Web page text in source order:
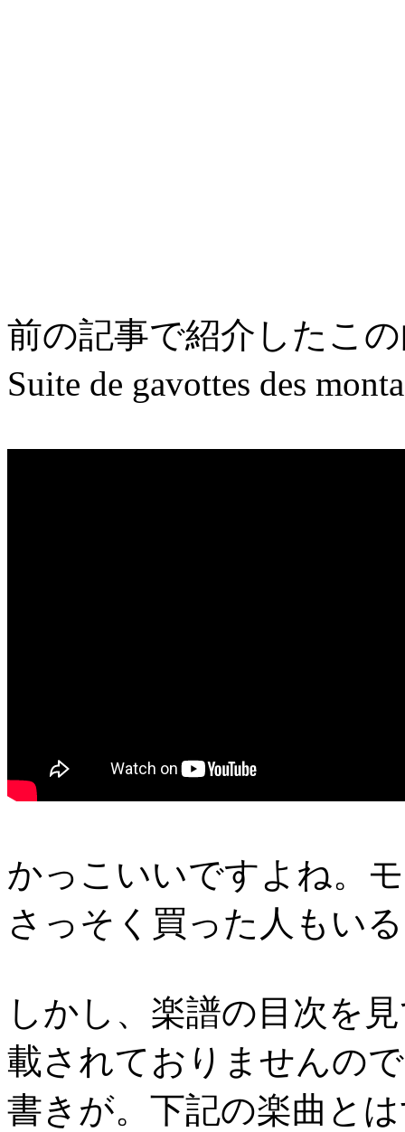
前の記事で紹介したこ
Suite de gavottes des
かっこいいですよね。
さっそく買った人もい
しかし、楽譜の目次を
載されておりませんの
書きが。下記の楽曲とは